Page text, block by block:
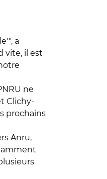
a
vite, il est
ne
Clichy-
prochains
Anru,